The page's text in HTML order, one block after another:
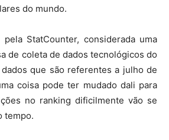
do mundo.
StatCounter, considerada uma
de coleta de dados tecnológicos do
que são referentes a julho de
coisa pode ter mudado dali para
no ranking dificilmente vão se
tempo.